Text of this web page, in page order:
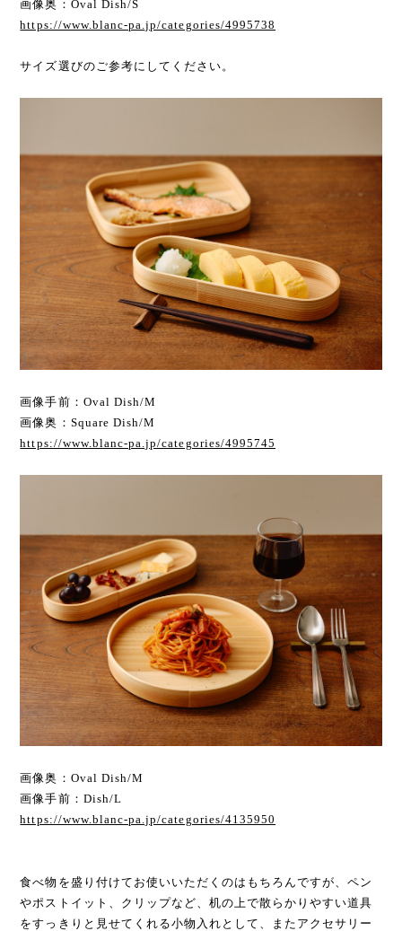
画像奥：Oval Dish/S
https://www.blanc-pa.jp/categories/4995738
サイズ選びのご参考にしてください。
画像手前：Oval Dish/M
画像奥：Square Dish/M
https://www.blanc-pa.jp/categories/4995745
画像奥：Oval Dish/M
画像手前：Dish/L
https://www.blanc-pa.jp/categories/4135950
食べ物を盛り付けてお使いいただくのはもちろんですが、ペン
やポストイット、クリップなど、机の上で散らかりやすい道具
をすっきりと見せてくれる小物入れとして、またアクセサリー